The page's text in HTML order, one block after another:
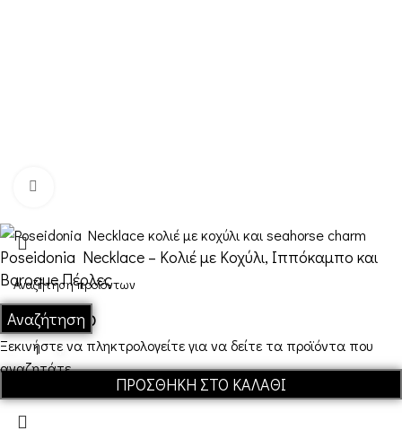
Αναζήτηση
Ξεκινήστε να πληκτρολογείτε για να δείτε τα προϊόντα που
αναζητάτε.
Poseidonia Necklace – Κολιέ με Κοχύλι, Ιππόκαμπο και
Baroque Πέρλες
€50,00 €40,00
ΠΡΟΣΘΉΚΗ ΣΤΟ ΚΑΛΆΘΙ